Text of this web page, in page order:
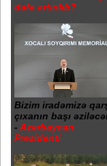
dəfə artırılıb?
Bizim iradəmizə
çıxanın başı
- Azərbaycan
Prezidenti